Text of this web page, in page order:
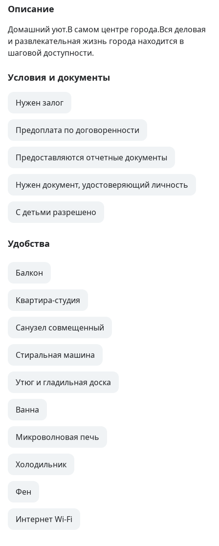
Описание
Домашний уют.В самом центре города.Вся деловая
и развлекательная жизнь города находится в
шаговой доступности.
Условия и документы
Нужен залог
Предоплата по договоренности
Предоставляются отчетные документы
Нужен документ, удостоверяющий личность
С детьми разрешено
Удобства
Балкон
Квартира-студия
Санузел совмещенный
Стиральная машина
Утюг и гладильная доска
Ванна
Микроволновая печь
Холодильник
Фен
Интернет Wi-Fi